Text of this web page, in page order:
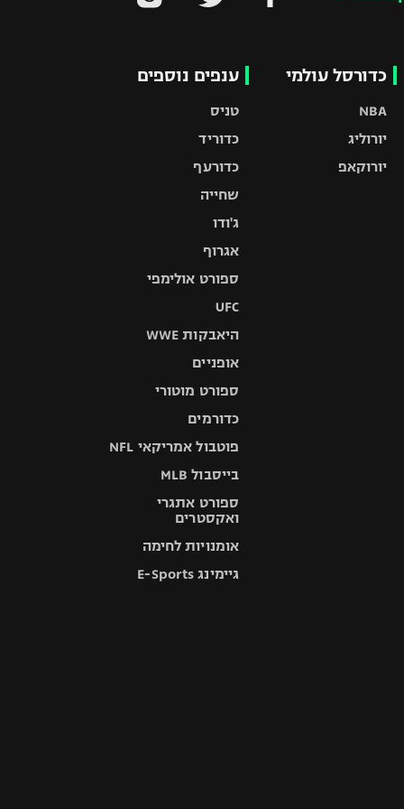
כדורסל עולמי
NBA
יורוליג
יורוקאפ
ענפים נוספים
טניס
כדוריד
כדורעף
שחייה
ג'ודו
אגרוף
ספורט אולימפי
UFC
היאבקות WWE
אופניים
ספורט מוטורי
כדורמים
פוטבול אמריקאי NFL
בייסבול MLB
ספורט אתגרי
ואקסטרים
אומנויות לחימה
גיימינג E-Sports